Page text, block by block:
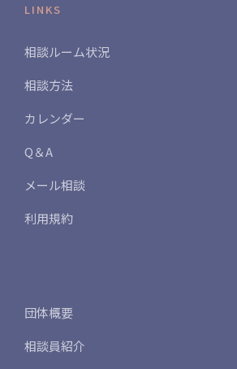
LINKS
相談ルーム状況
相談方法
カレンダー
Q＆A
メール相談
利用規約
団体概要
相談員紹介